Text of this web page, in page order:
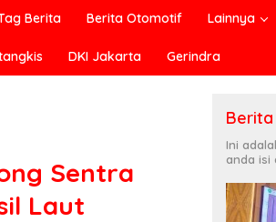
Berita Berita Otomotif Lainnya
DKI Jakarta Gerindra
Sentra
Laut
Ini
anda isi